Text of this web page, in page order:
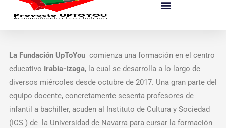
La Fundación UpToYou comienza una formación en el centro
educativo Irabia-Izaga, la cual se desarrolla a lo largo de
diversos miércoles desde octubre de 2017. Una gran parte del
equipo docente, concretamente sesenta profesores de
infantil a bachiller, acuden al Instituto de Cultura y Sociedad
(ICS ) de la Universidad de Navarra para cursar la formación